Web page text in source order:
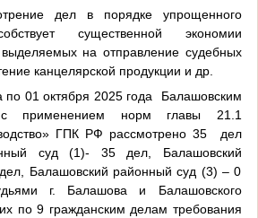
дел в порядке упрощенного
существенной экономии
на отправление судебных
канцелярской продукции и др.
01 октября 2025 года
Балашовским
применением норм главы 21.1
ГПК РФ рассмотрено 35
дел
суд (1)- 35 дел, Балашовский
Балашовский районный суд (3) – 0
г. Балашова и Балашовского
по 9 гражданским делам требования